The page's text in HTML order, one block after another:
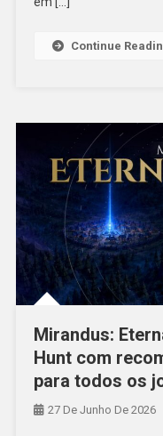
Continue
Mirandus:
Hunt com
para todos os
27 De Junho De 2026